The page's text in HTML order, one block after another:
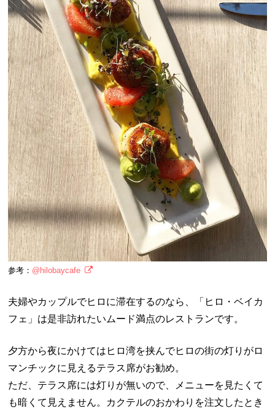
参考： @hilobaycafe
夫婦やカップルでヒロに滞在するのなら、「ヒロ・ベイカ
フェ」は是非訪れたいムード満点のレストランです。
夕方から夜にかけてはヒロ湾を挟んでヒロの街の灯りがロ
マンチックに見えるテラス席がお勧め。
ただ、テラス席には灯りが無いので、メニューを見たくて
も暗くて見えません。カクテルのおかわりを注文したとき